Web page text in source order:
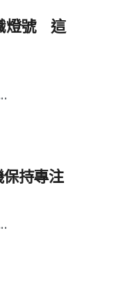
燈號 這
持專注